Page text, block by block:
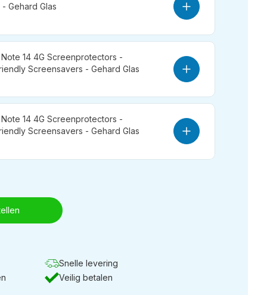
Gehard Glas
14 4G Screenprotectors -
Screensavers - Gehard Glas
14 4G Screenprotectors -
Screensavers - Gehard Glas
Snelle levering
Veilig betalen